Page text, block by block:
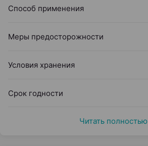
Способ применения
Меры предосторожности
Условия хранения
Срок годности
Читать полностью